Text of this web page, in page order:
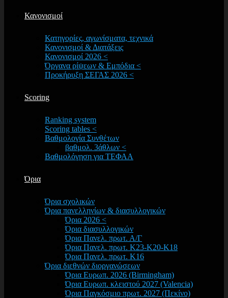
Κανονισμοί
Κατηγορίες, αγωνίσματα, τεχνικά
Κανονισμοί & Διατάξεις
Κανονισμοί 2026 <
Όργανα ρίψεων & Εμπόδια <
Προκήρυξη ΣΕΓΑΣ 2026 <
Scoring
Ranking system
Scoring tables <
Βαθμολογία Συνθέτων
βαθμολ. 3άθλων <
Βαθμολόγηση για ΤΕΦΑΑ
Όρια
Όρια σχολικών
Όρια πανελληνίων & διασυλλογικών
Όρια 2026 <
Όρια διασυλλογικών
Όρια Πανελ. πρωτ. Α/Γ
Όρια Πανελ. πρωτ. Κ23-Κ20-Κ18
Όρια Πανελ. πρωτ. Κ16
Όρια διεθνών διοργανώσεων
Όρια Ευρωπ. 2026 (Birmingham)
Όρια Ευρωπ. κλειστού 2027 (Valencia)
Όρια Παγκόσμιο πρωτ. 2027 (Πεκίνο)